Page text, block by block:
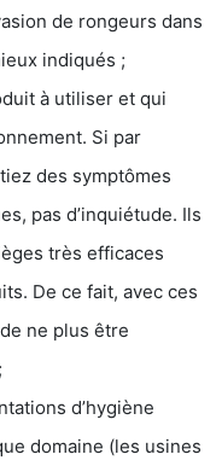
de rongeurs dans
indiqués ;
à utiliser et qui
Si par
des symptômes
pas d’inquiétude. Ils
très efficaces
De ce fait, avec ces
ne plus être
d’hygiène
domaine (les usines